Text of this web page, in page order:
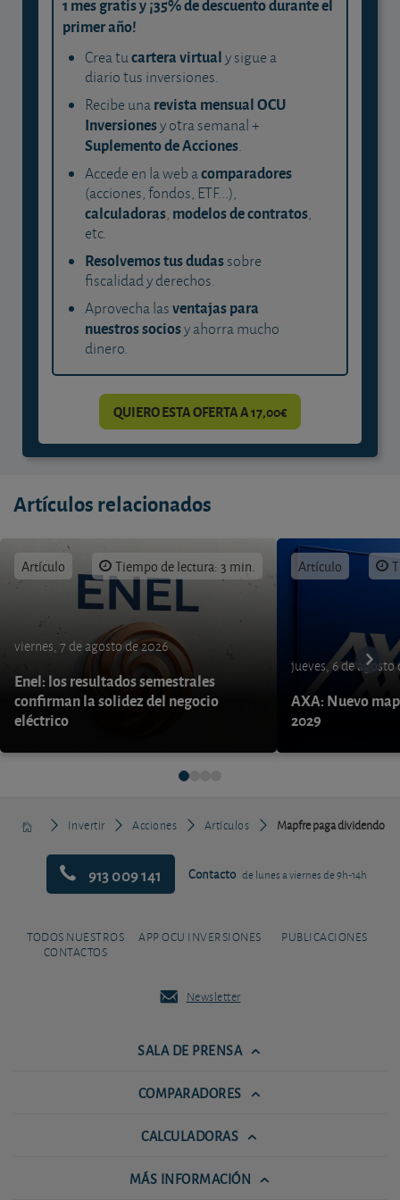
1 mes gratis y ¡35% de descuento durante el
primer año!
Crea tucartera virtualy sigue a
diario tus inversiones.
Recibe unarevista mensual OCU
Inversionesy otra semanal +
Suplemento de Acciones.
Accede en la web acomparadores
(acciones, fondos, ETF...),
calculadoras, modelos de contratos,
etc.
Resolvemos tus dudassobre
fiscalidad y derechos.
Aprovecha lasventajas para
nuestros sociosy ahorra mucho
dinero.
QUIERO ESTA OFERTA A 17,00€
Artículos relacionados
Artículo Tiempo de lectura: 3 min.
viernes, 7 de agosto de 2026
Enel: los resultados semestrales
confirman la solidez del negocio
eléctrico
Artículo
jueves, 6 de agosto
AXA: Nuevo
2029
Invertir Acciones Artículos Mapfre paga dividendo
913 009 141 Contacto de lunes a viernes de 9h-14h
TODOS NUESTROS
CONTACTOS
APP OCU INVERSIONES PUBLICACIONES
Newsletter
SALA DE PRENSA
COMPARADORES
CALCULADORAS
MÁS INFORMACIÓN